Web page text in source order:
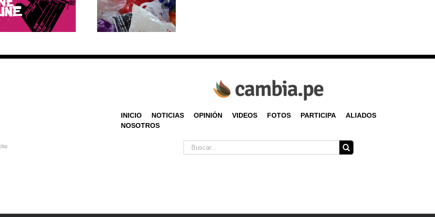
datos que debes
saber sobre su
producción y
consumo
reacciones en el
mundo ante el retiro
de EE.UU. del
Acuerdo de París?
INICIO NOTICIAS OPINIÓN VIDEOS FOTOS PARTICIPA
ALIADOS
NOSOTROS
Buscar: